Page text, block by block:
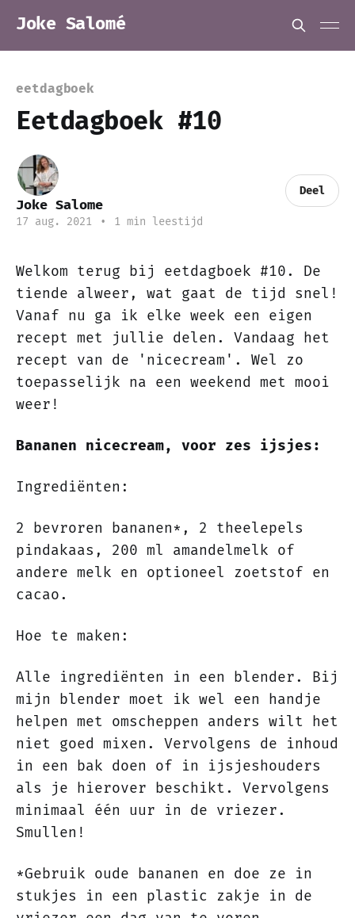
Joke Salomé
eetdagboek
Eetdagboek #10
Joke Salome
17 aug. 2021 • 1 min leestijd
Deel
Welkom terug bij eetdagboek #10. De
tiende alweer, wat gaat de tijd snel!
Vanaf nu ga ik elke week een eigen
recept met jullie delen. Vandaag het
recept van de 'nicecream'. Wel zo
toepasselijk na een weekend met mooi
weer!
Bananen nicecream, voor zes ijsjes:
Ingrediënten:
2 bevroren bananen*, 2 theelepels
pindakaas, 200 ml amandelmelk of
andere melk en optioneel zoetstof en
cacao.
Hoe te maken:
Alle ingrediënten in een blender. Bij
mijn blender moet ik wel een handje
helpen met omscheppen anders wilt het
niet goed mixen. Vervolgens de inhoud
in een bak doen of in ijsjeshouders
als je hierover beschikt. Vervolgens
minimaal één uur in de vriezer.
Smullen!
*Gebruik oude bananen en doe ze in
stukjes in een plastic zakje in de